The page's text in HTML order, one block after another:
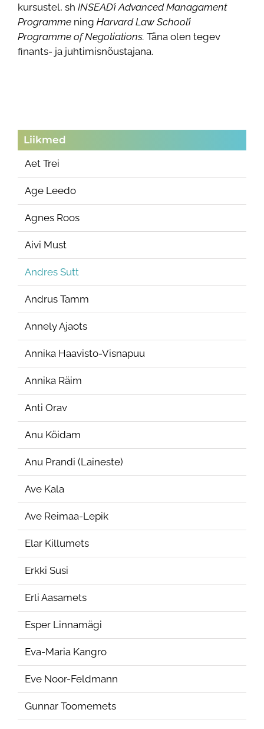
kursustel, sh INSEAD’i Advanced Managament
Programmening Harvard Law School’i
Programme of Negotiations. Täna olen tegev
finants- ja juhtimisnõustajana.
Liikmed
Aet Trei
Age Leedo
Agnes Roos
Aivi Must
Andres Sutt
Andrus Tamm
Annely Ajaots
Annika Haavisto-Visnapuu
Annika Räim
Anti Orav
Anu Köidam
Anu Prandi (Laineste)
Ave Kala
Ave Reimaa-Lepik
Elar Killumets
Erkki Susi
Erli Aasamets
Esper Linnamägi
Eva-Maria Kangro
Eve Noor-Feldmann
Gunnar Toomemets